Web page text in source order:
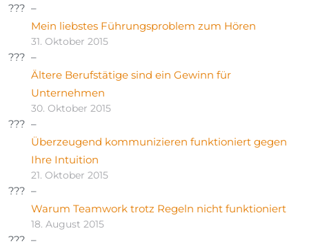
Mein liebstes Führungsproblem zum Hören
31. Oktober 2015
Ältere Berufstätige sind ein Gewinn für
Unternehmen
30. Oktober 2015
Überzeugend kommunizieren funktioniert gegen
Ihre Intuition
21. Oktober 2015
Warum Teamwork trotz Regeln nicht funktioniert
18. August 2015